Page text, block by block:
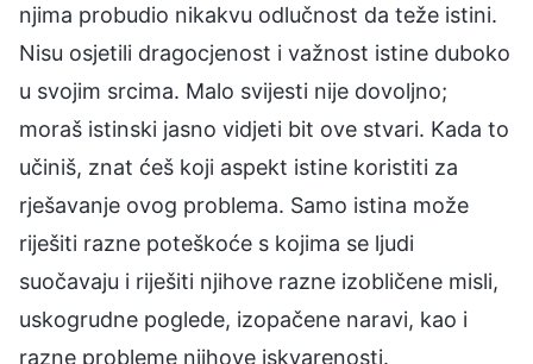
njima probudio nikakvu odlučnost da teže istini.
Nisu osjetili dragocjenost i važnost istine duboko
u svojim srcima. Malo svijesti nije dovoljno;
moraš istinski jasno vidjeti bit ove stvari. Kada to
učiniš, znat ćeš koji aspekt istine koristiti za
rješavanje ovog problema. Samo istina može
riješiti razne poteškoće s kojima se ljudi
suočavaju i riješiti njihove razne izobličene misli,
uskogrudne poglede, izopačene naravi, kao i
razne probleme njihove iskvarenosti.